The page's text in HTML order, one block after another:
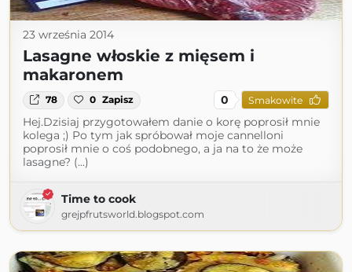
23 września 2014
Lasagne włoskie z mięsem i
makaronem
78 0 Zapisz 0 Smakowite
Hej.Dzisiaj przygotowałem danie o korę poprosił mnie
kolega ;) Po tym jak spróbował moje cannelloni
poprosił mnie o coś podobnego, a ja na to że może
lasagne? (...)
Time to cook
grejpfrutsworld.blogspot.com